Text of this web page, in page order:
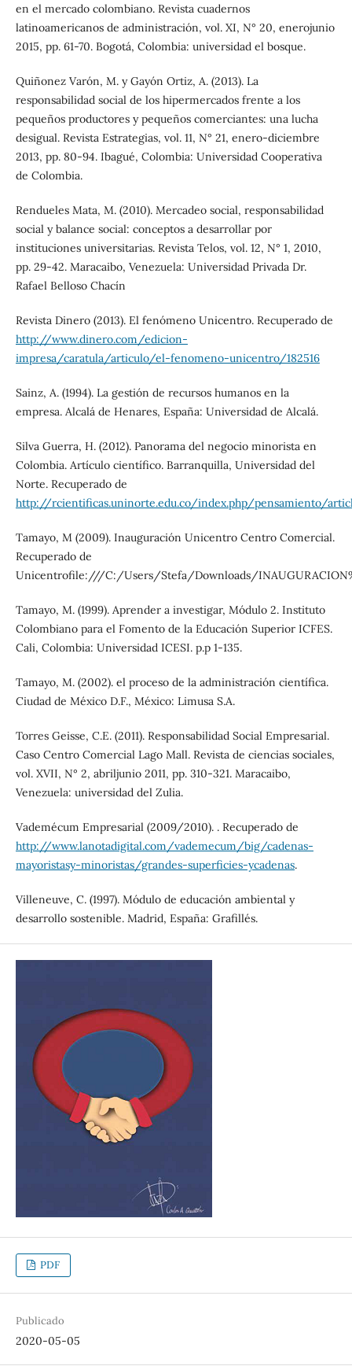
en el mercado colombiano. Revista cuadernos
latinoamericanos de administración, vol. XI, N° 20, enerojunio
2015, pp. 61-70. Bogotá, Colombia: universidad el bosque.
Quiñonez Varón, M. y Gayón Ortiz, A. (2013). La
responsabilidad social de los hipermercados frente a los
pequeños productores y pequeños comerciantes: una lucha
desigual. Revista Estrategias, vol. 11, N° 21, enero-diciembre
2013, pp. 80-94. Ibagué, Colombia: Universidad Cooperativa
de Colombia.
Rendueles Mata, M. (2010). Mercadeo social, responsabilidad
social y balance social: conceptos a desarrollar por
instituciones universitarias. Revista Telos, vol. 12, N° 1, 2010,
pp. 29-42. Maracaibo, Venezuela: Universidad Privada Dr.
Rafael Belloso Chacín
Revista Dinero (2013). El fenómeno Unicentro. Recuperado de
http://www.dinero.com/edicion-
impresa/caratula/articulo/el-fenomeno-unicentro/182516
Sainz, A. (1994). La gestión de recursos humanos en la
empresa. Alcalá de Henares, España: Universidad de Alcalá.
Silva Guerra, H. (2012). Panorama del negocio minorista en
Colombia. Artículo científico. Barranquilla, Universidad del
Norte. Recuperado de
http://rcientificas.uninorte.edu.co/index.php/pensamiento/
Tamayo, M (2009). Inauguración Unicentro Centro Comercial.
Recuperado de
Unicentrofile:///C:/Users/Stefa/Downloads/
Tamayo, M. (1999). Aprender a investigar, Módulo 2. Instituto
Colombiano para el Fomento de la Educación Superior ICFES.
Cali, Colombia: Universidad ICESI. p.p 1-135.
Tamayo, M. (2002). el proceso de la administración científica.
Ciudad de México D.F., México: Limusa S.A.
Torres Geisse, C.E. (2011). Responsabilidad Social Empresarial.
Caso Centro Comercial Lago Mall. Revista de ciencias sociales,
vol. XVII, N° 2, abriljunio 2011, pp. 310-321. Maracaibo,
Venezuela: universidad del Zulia.
Vademécum Empresarial (2009/2010). . Recuperado de
http://www.lanotadigital.com/vademecum/big/cadenas-
mayoristasy-minoristas/grandes-superficies-ycadenas.
Villeneuve, C. (1997). Módulo de educación ambiental y
desarrollo sostenible. Madrid, España: Grafillés.
PDF
Publicado
2020-05-05